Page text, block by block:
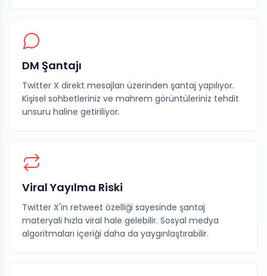
DM Şantajı
Twitter X direkt mesajları üzerinden şantaj yapılıyor.
Kişisel sohbetleriniz ve mahrem görüntüleriniz tehdit
unsuru haline getiriliyor.
Viral Yayılma Riski
Twitter X'in retweet özelliği sayesinde şantaj
materyali hızla viral hale gelebilir. Sosyal medya
algoritmaları içeriği daha da yaygınlaştırabilir.